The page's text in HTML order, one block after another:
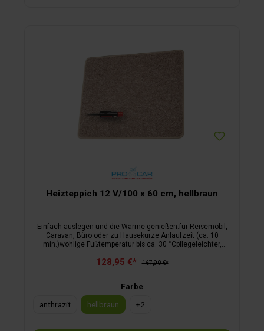
Heizteppich 12 V/100 x 60 cm, hellbraun
Einfach auslegen und die Wärme genießen.für Reisemobil,
Caravan, Büro oder zu Hausekurze Anlaufzeit (ca. 10
min.)wohlige Fußtemperatur bis ca. 30 °Cpflegeleichter,
128,95 €* 167,90 €*
Farbe
anthrazit
hellbraun +2